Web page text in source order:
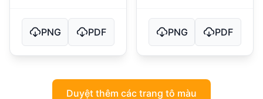
PNG PDF PNG PDF
Duyệt thêm các trang tô màu